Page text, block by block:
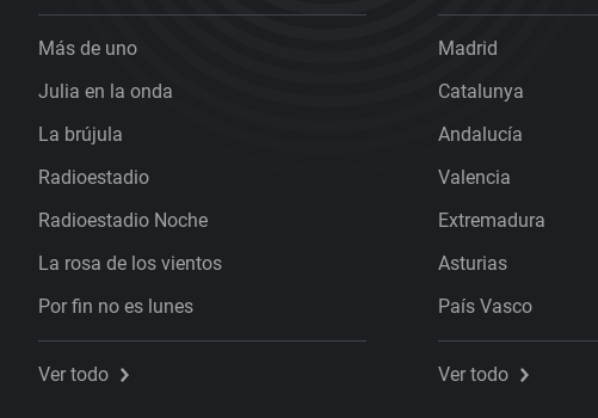
Más de uno
Julia en la onda
La brújula
Radioestadio
Radioestadio Noche
La rosa de los vientos
Por fin no es lunes
Ver todo
Madrid
Catalunya
Andalucía
Valencia
Extremadura
Asturias
País Vasco
Ver todo